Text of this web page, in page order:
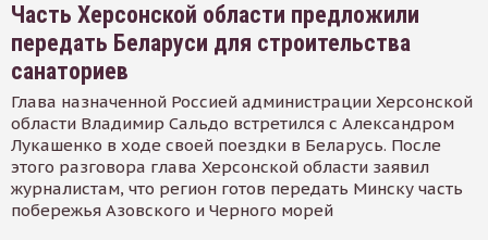
Часть Херсонской области предложили
передать Беларуси для строительства
санаториев
Глава назначенной Россией администрации Херсонской
области Владимир Сальдо встретился с Александром
Лукашенко в ходе своей поездки в Беларусь. После
этого разговора глава Херсонской области заявил
журналистам, что регион готов передать Минску часть
побережья Азовского и Черного морей